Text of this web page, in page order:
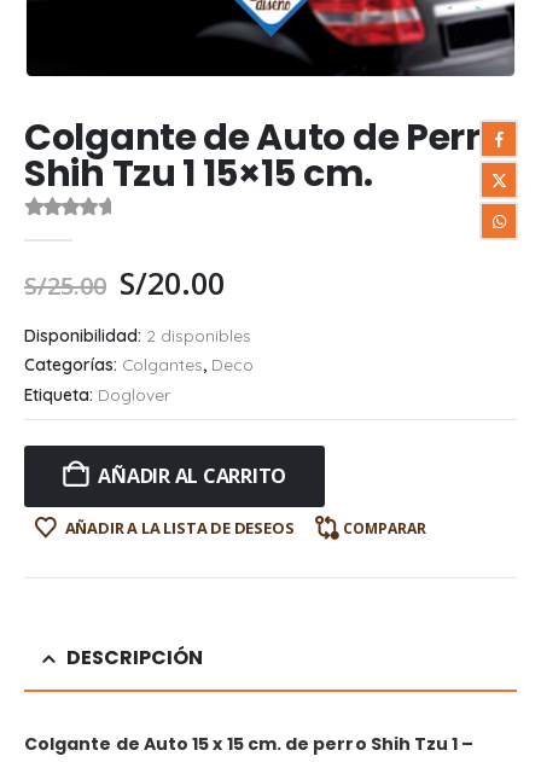
Colgante de Auto de Perro
Shih Tzu 1 15×15 cm.
S/25.00 S/20.00
Disponibilidad: 2 disponibles
Categorías: Colgantes, Deco
Etiqueta: Doglover
AÑADIR AL CARRITO
AÑADIR A LA LISTA DE DESEOS COMPARAR
DESCRIPCIÓN
Colgante de Auto 15 x 15 cm. de perro Shih Tzu 1 –